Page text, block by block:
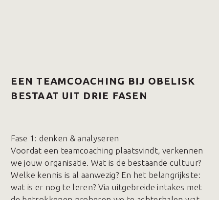
EEN TEAMCOACHING BIJ OBELISK
BESTAAT UIT DRIE FASEN
Fase 1️: denken & analyseren
Voordat een teamcoaching plaatsvindt, verkennen
we jouw organisatie. Wat is de bestaande cultuur?
Welke kennis is al aanwezig? En het belangrijkste:
wat is er nog te leren? Via uitgebreide intakes met